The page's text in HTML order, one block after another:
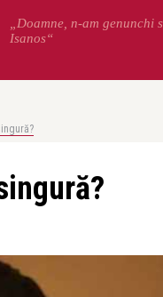
„Doamne, n-am
Isanos“